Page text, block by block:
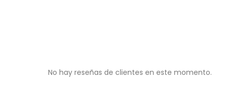
No hay reseñas de clientes en este momento.